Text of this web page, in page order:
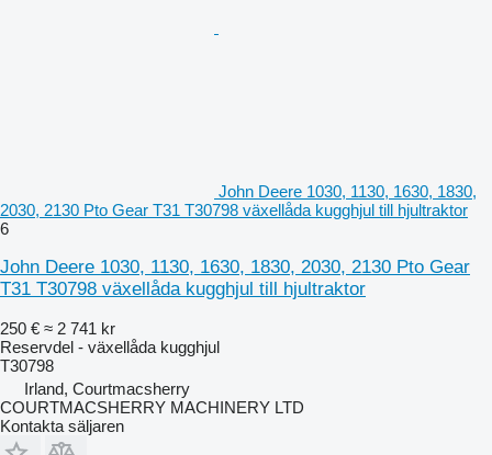
John Deere 1030, 1130, 1630, 1830,
2030, 2130 Pto Gear T31 T30798 växellåda kugghjul till hjultraktor
6
John Deere 1030, 1130, 1630, 1830, 2030, 2130 Pto Gear
T31 T30798 växellåda kugghjul till hjultraktor
250 € ≈ 2 741 kr
Reservdel - växellåda kugghjul
T30798
Irland, Courtmacsherry
COURTMACSHERRY MACHINERY LTD
Kontakta säljaren